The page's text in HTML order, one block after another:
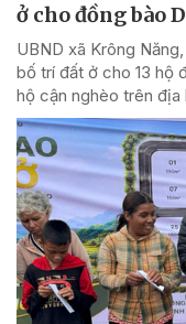
ở cho đồng bào
UBND xã Krông
bố trí đất ở cho 13 hộ
hộ cận nghèo trên địa